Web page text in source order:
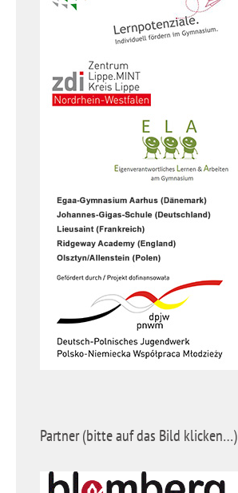
Partner (bitte auf das Bild klicken…)